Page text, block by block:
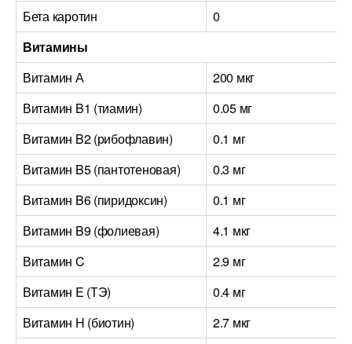
Бета каротин
0
Витамины
Витамин А
200 мкг
Витамин B1 (тиамин)
0.05 мг
Витамин B2 (рибофлавин)
0.1 мг
Витамин B5 (пантотеновая)
0.3 мг
Витамин B6 (пиридоксин)
0.1 мг
Витамин B9 (фолиевая)
4.1 мкг
Витамин C
2.9 мг
Витамин E (ТЭ)
0.4 мг
Витамин H (биотин)
2.7 мкг